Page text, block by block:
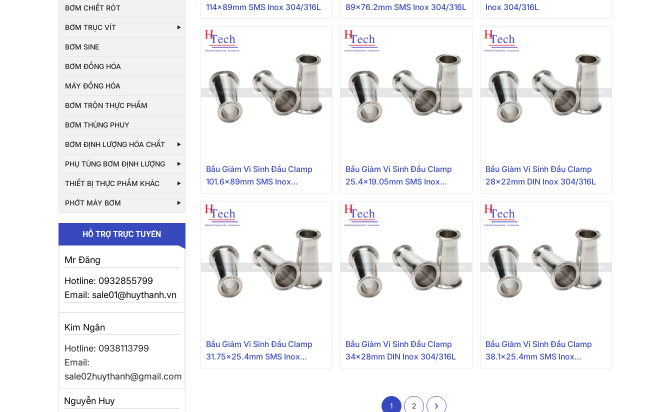
BƠM CHIẾT RÓT
BƠM TRỤC VÍT
BƠM SINE
BƠM ĐỒNG HÓA
MÁY ĐỒNG HÓA
BƠM TRỘN THỰC PHẨM
BƠM THÙNG PHUY
BƠM ĐỊNH LƯỢNG HÓA CHẤT
PHỤ TÙNG BƠM ĐỊNH LƯỢNG
THIẾT BỊ THỰC PHẨM KHÁC
PHỚT MÁY BƠM
HỖ TRỢ TRỰC TUYẾN
Mr Đăng
Hotline: 0932855799
Email: sale01@huythanh.vn
Kim Ngân
Hotline: 0938113799
Email:
sale02huythanh@gmail.com
Nguyễn Huy
114x89mm SMS Inox 304/316L
89×76.2mm SMS Inox 304/316L
Inox 304/316L
Bầu Giảm Vi Sinh Đầu Clamp
101.6x89mm SMS Inox
Bầu Giảm Vi Sinh Đầu Clamp
25.4×19.05mm SMS Inox
Bầu Giảm Vi Sinh Đầu Clamp
28x22mm DIN Inox 304/316L
Bầu Giảm Vi Sinh Đầu Clamp
31.75×25.4mm SMS Inox
Bầu Giảm Vi Sinh Đầu Clamp
34x28mm DIN Inox 304/316L
Bầu Giảm Vi Sinh Đầu Clamp
38.1×25.4mm SMS Inox
1 2